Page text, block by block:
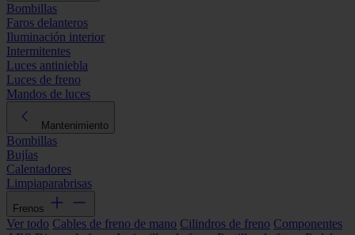
Bombillas
Faros delanteros
Iluminación interior
Intermitentes
Luces antiniebla
Luces de freno
Mandos de luces
Mantenimiento
Bombillas
Bujías
Calentadores
Limpiaparabrisas
Frenos
Ver todo Cables de freno de mano Cilindros de freno Componentes